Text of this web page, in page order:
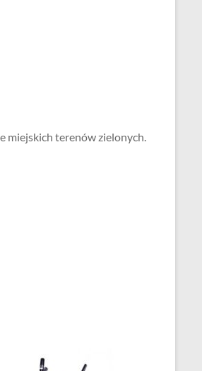
miejskich terenów zielonych.